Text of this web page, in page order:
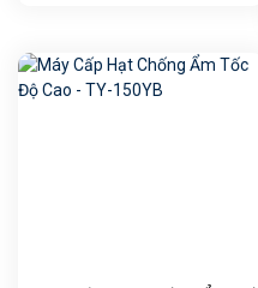
PLC và màn hình cảm ứng.
Tự động phát hiện sai lệch,